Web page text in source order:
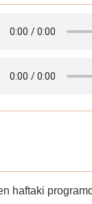
haftaki